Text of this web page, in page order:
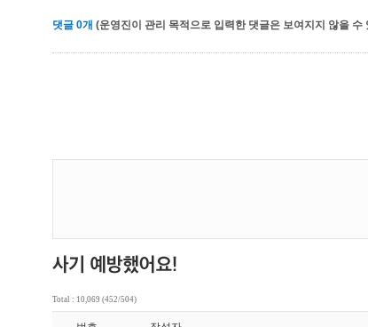
댓글 0개 (운영진이 관리 목적으로 입력한 댓글은 보여지지 않을 수
Total : 10,069 (452/504)